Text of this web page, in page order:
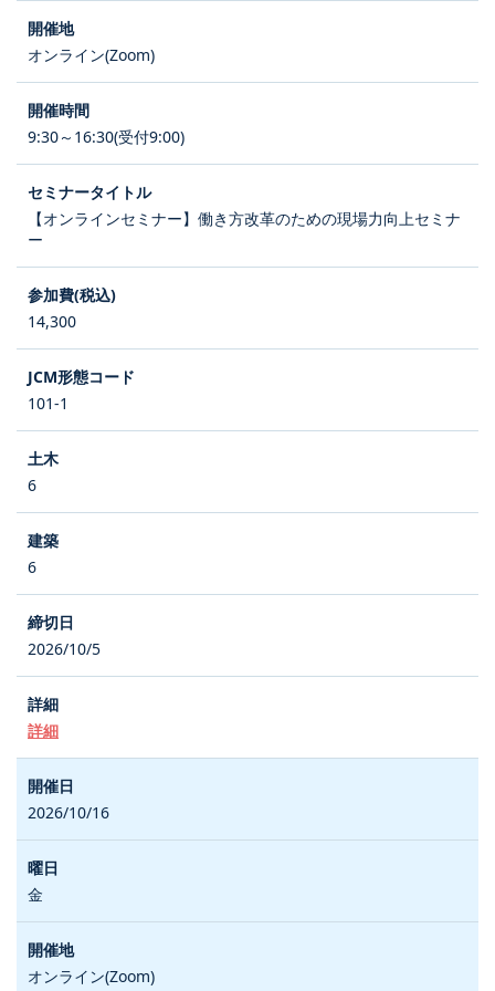
オンライン(Zoom)
9:30～16:30(受付9:00)
【オンラインセミナー】働き方改革のための現場力向上セミナ
ー
14,300
101-1
6
6
2026/10/5
詳細
2026/10/16
金
オンライン(Zoom)